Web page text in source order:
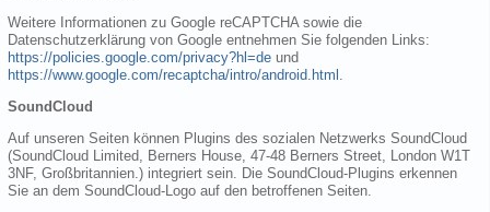
Weitere Informationen zu Google reCAPTCHA sowie die
Datenschutzerklärung von Google entnehmen Sie folgenden Links:
https://policies.google.com/privacy?hl=de und
https://www.google.com/recaptcha/intro/android.html
SoundCloud
Auf unseren Seiten können Plugins des sozialen Netzwerks SoundCloud
(SoundCloud Limited, Berners House, 47-48 Berners Street, London W1T
3NF, Großbritannien.) integriert sein. Die SoundCloud-Plugins erkennen
Sie an dem SoundCloud-Logo auf den betroffenen Seiten.